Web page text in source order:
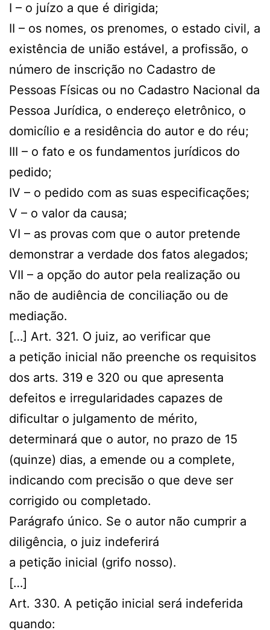
I – o juízo a que é dirigida;
II – os nomes, os prenomes, o estado civil, a
existência de união estável, a profissão, o
número de inscrição no Cadastro de
Pessoas Físicas ou no Cadastro Nacional da
Pessoa Jurídica, o endereço eletrônico, o
domicílio e a residência do autor e do réu;
III – o fato e os fundamentos jurídicos do
pedido;
IV – o pedido com as suas especificações;
V – o valor da causa;
VI – as provas com que o autor pretende
demonstrar a verdade dos fatos alegados;
VII – a opção do autor pela realização ou
não de audiência de conciliação ou de
mediação.
[…] Art. 321. O juiz, ao verificar que
a petição inicial não preenche os requisitos
dos arts. 319 e 320 ou que apresenta
defeitos e irregularidades capazes de
dificultar o julgamento de mérito,
determinará que o autor, no prazo de 15
(quinze) dias, a emende ou a complete,
indicando com precisão o que deve ser
corrigido ou completado.
Parágrafo único. Se o autor não cumprir a
diligência, o juiz indeferirá
a petição inicial (grifo nosso).
[…]
Art. 330. A petição inicial será indeferida
quando: